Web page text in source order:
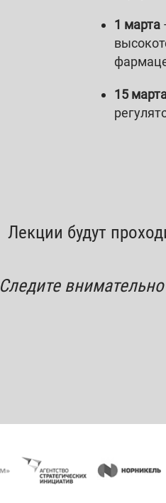
1 марта
15
Лекции будут
Следите